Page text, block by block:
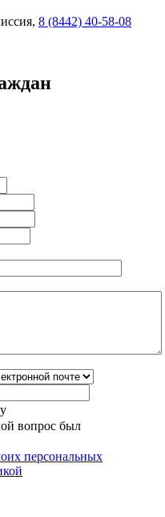
8 (8442) 40-58-08
вопрос был
персональных